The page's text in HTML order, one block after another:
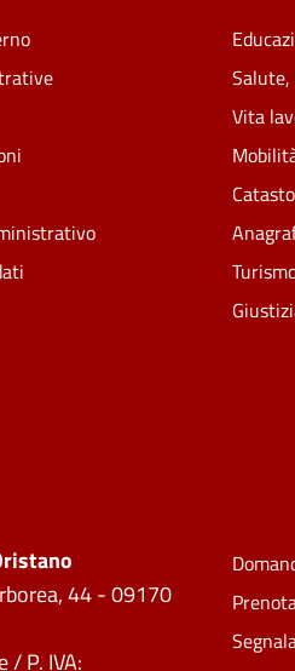
Salute,
Vita
44 - 09170
/ P. IVA: